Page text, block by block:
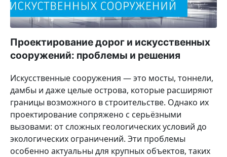
Проектирование дорог и искусственных
сооружений: проблемы и решения
Искусственные сооружения — это мосты, тоннели,
дамбы и даже целые острова, которые расширяют
границы возможного в строительстве. Однако их
проектирование сопряжено с серьёзными
вызовами: от сложных геологических условий до
экологических ограничений. Эти проблемы
особенно актуальны для крупных объектов, таких